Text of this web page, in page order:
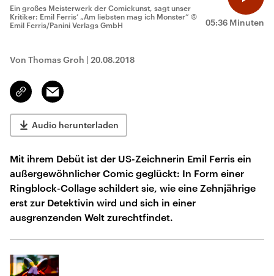
05:36 Minuten
Ein großes Meisterwerk der Comickunst, sagt unser
Kritiker: Emil Ferris‘ „Am liebsten mag ich Monster“ ©
Emil Ferris/Panini Verlags GmbH
Von Thomas Groh | 20.08.2018
Link
kopieren/teilen
Email
Audio herunterladen
Mit ihrem Debüt ist der US-Zeichnerin Emil Ferris ein
außergewöhnlicher Comic geglückt: In Form einer
Ringblock-Collage schildert sie, wie eine Zehnjährige
erst zur Detektivin wird und sich in einer
ausgrenzenden Welt zurechtfindet.